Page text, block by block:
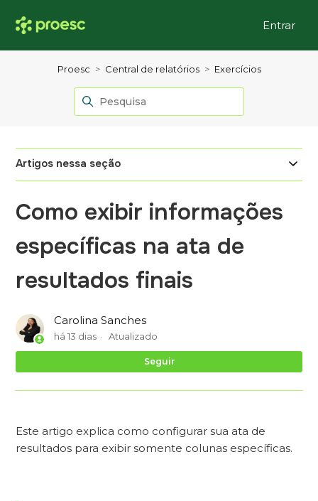
Entrar
Proesc Central de relatórios Exercícios
Artigos nessa seção
Como exibir informações
específicas na ata de
resultados finais
Carolina Sanches
há 13 dias Atualizado
Seguir
Este artigo explica como configurar sua ata de
resultados para exibir somente colunas específicas.